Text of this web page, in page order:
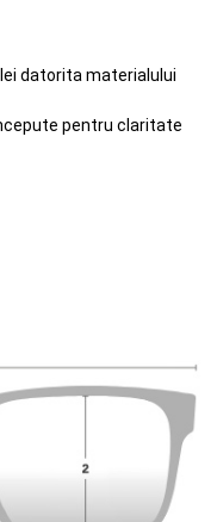
datorita materialului
pentru claritate